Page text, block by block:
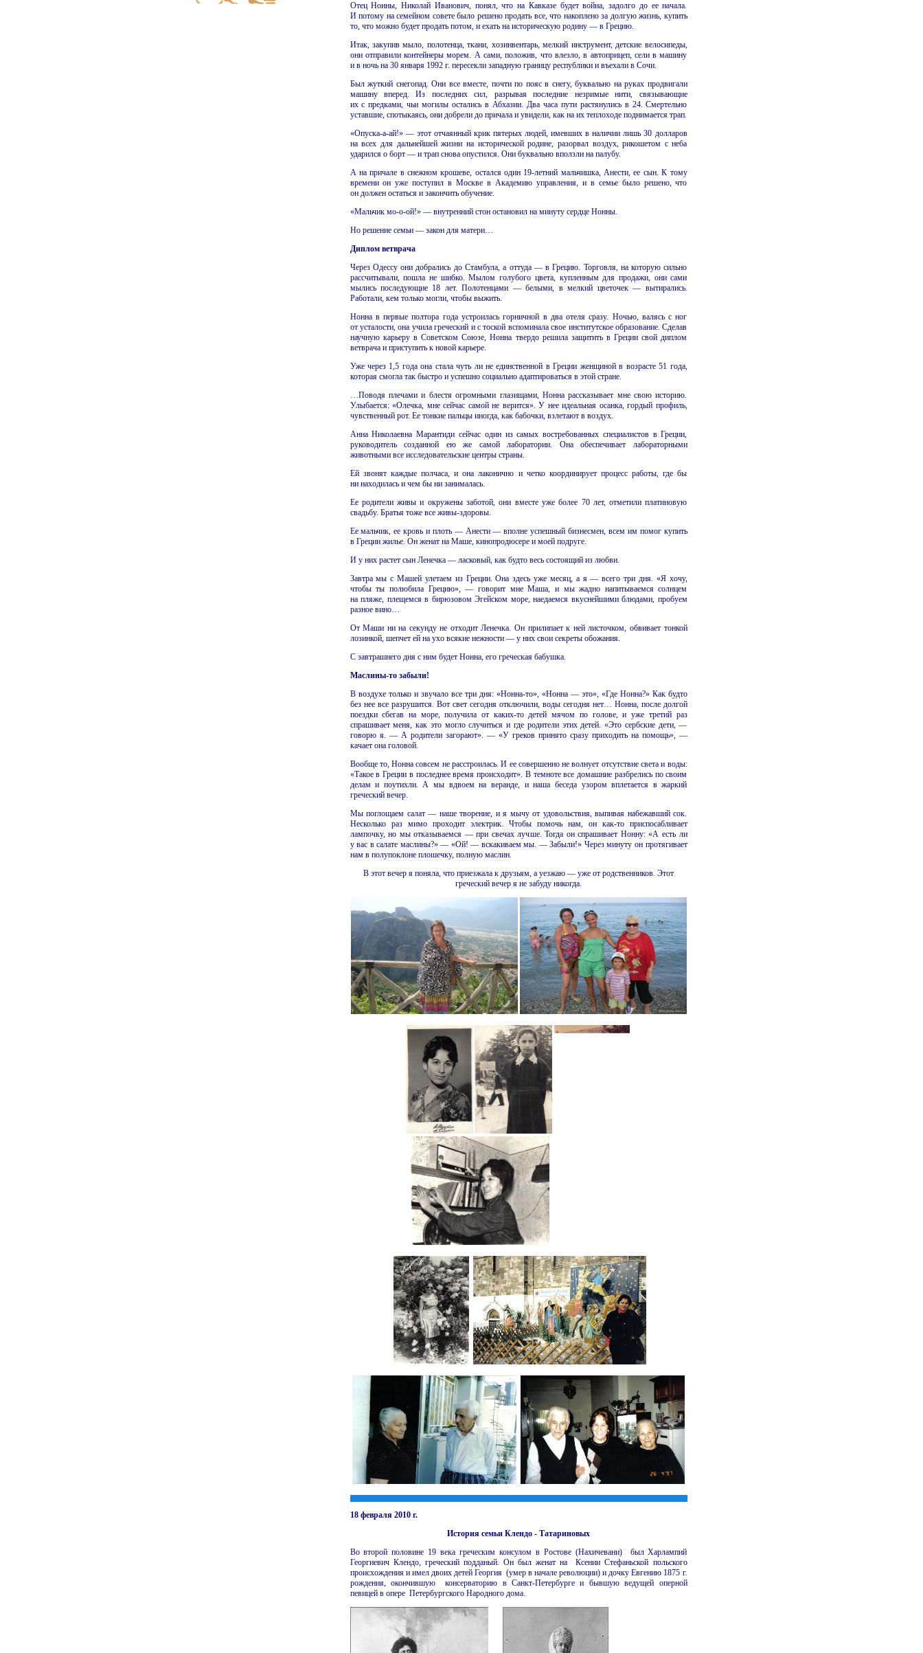
Отец Нонны, Николай Иванович, понял, что на Кавказе будет война, задолго до ее начала.
И потому на семейном совете было решено продать все, что накоплено за долгую жизнь, купить
то, что можно будет продать потом, и ехать на историческую родину — в Грецию.
Итак, закупив мыло, полотенца, ткани, хозинвентарь, мелкий инструмент, детские велосипеды,
они отправили контейнеры морем. А сами, положив, что влезло, в автоприцеп, сели в машину
и в ночь на 30 января 1992 г. пересекли западную границу республики и въехали в Сочи.
Был жуткий снегопад. Они все вместе, почти по пояс в снегу, буквально на руках продвигали
машину вперед. Из последних сил, разрывая последние незримые нити, связывающие
их с предками, чьи могилы остались в Абхазии. Два часа пути растянулись в 24. Смертельно
уставшие, спотыкаясь, они добрели до причала и увидели, как на их теплоходе поднимается трап.
«Опуска-а-ай!» — этот отчаянный крик пятерых людей, имевших в наличии лишь 30 долларов
на всех для дальнейшей жизни на исторической родине, разорвал воздух, рикошетом с неба
ударился о борт — и трап снова опустился. Они буквально вползли на палубу.
А на причале в снежном крошеве, остался один 19-летний мальчишка, Анести, ее сын. К тому
времени он уже поступил в Москве в Академию управления, и в семье было решено, что
он должен остаться и закончить обучение.
«Мальчик мо-о-ой!» — внутренний стон остановил на минуту сердце Нонны.
Но решение семьи — закон для матери…
Диплом ветврача
Через Одессу они добрались до Стамбула, а оттуда — в Грецию. Торговля, на которую сильно
рассчитывали, пошла не шибко. Мылом голубого цвета, купленным для продажи, они сами
мылись последующие 18 лет. Полотенцами — белыми, в мелкий цветочек — вытирались.
Работали, кем только могли, чтобы выжить.
Нонна в первые полтора года устроилась горничной в два отеля сразу. Ночью, валясь с ног
от усталости, она учила греческий и с тоской вспоминала свое институтское образование. Сделав
научную карьеру в Советском Союзе, Нонна твердо решила защитить в Греции свой диплом
ветврача и приступить к новой карьере.
Уже через 1,5 года она стала чуть ли не единственной в Греции женщиной в возрасте 51 года,
которая смогла так быстро и успешно социально адаптироваться в этой стране.
…Поводя плечами и блестя огромными глазищами, Нонна рассказывает мне свою историю.
Улыбается: «Олечка, мне сейчас самой не верится». У нее идеальная осанка, гордый профиль,
чувственный рот. Ее тонкие пальцы иногда, как бабочки, взлетают в воздух.
Анна Николаевна Марантиди сейчас один из самых востребованных специалистов в Греции,
руководитель созданной ею же самой лаборатории. Она обеспечивает лабораторными
животными все исследовательские центры страны.
Ей звонят каждые полчаса, и она лаконично и четко координирует процесс работы, где бы
ни находилась и чем бы ни занималась.
Ее родители живы и окружены заботой, они вместе уже более 70 лет, отметили платиновую
свадьбу. Братья тоже все живы-здоровы.
Ее мальчик, ее кровь и плоть — Анести — вполне успешный бизнесмен, всем им помог купить
в Греции жилье. Он женат на Маше, кинопродюсере и моей подруге.
И у них растет сын Ленечка — ласковый, как будто весь состоящий из любви.
Завтра мы с Машей улетаем из Греции. Она здесь уже месяц, а я — всего три дня. «Я хочу,
чтобы ты полюбила Грецию», — говорит мне Маша, и мы жадно напитываемся солнцем
на пляже, плещемся в бирюзовом Эгейском море, наедаемся вкуснейшими блюдами, пробуем
разное вино…
От Маши ни на секунду не отходит Ленечка. Он прилипает к ней листочком, обвивает тонкой
лозинкой, шепчет ей на ухо всякие нежности — у них свои секреты обожания.
С завтрашнего дня с ним будет Нонна, его греческая бабушка.
Маслины-то забыли!
В воздухе только и звучало все три дня: «Нонна-то», «Нонна — это», «Где Нонна?» Как будто
без нее все разрушится. Вот свет сегодня отключили, воды сегодня нет… Нонна, после долгой
поездки сбегав на море, получила от каких-то детей мячом по голове, и уже третий раз
спрашивает меня, как это могло случиться и где родители этих детей. «Это сербские дети, —
говорю я. — А родители загорают». — «У греков принято сразу приходить на помощь», —
качает она головой.
Вообще то, Нонна совсем не расстроилась. И ее совершенно не волнует отсутствие света и воды:
«Такое в Греции в последнее время происходит». В темноте все домашние разбрелись по своим
делам и поутихли. А мы вдвоем на веранде, и наша беседа узором вплетается в жаркий
греческий вечер.
Мы поглощаем салат — наше творение, и я мычу от удовольствия, выпивая набежавший сок.
Несколько раз мимо проходит электрик. Чтобы помочь нам, он как-то приспосабливает
лампочку, но мы отказываемся — при свечах лучше. Тогда он спрашивает Нонну: «А есть ли
у вас в салате маслины?» — «Ой! — вскакиваем мы. — Забыли!» Через минуту он протягивает
нам в полупоклоне плошечку, полную маслин.
В этот вечер я поняла, что приезжала к друзьям, а уезжаю — уже от родственников. Этот
греческий вечер я не забуду никогда.
18 февраля 2010 г.
История семьи Клендо - Татариновых
Во второй половине 19 века греческим консулом в Ростове (Нахичевани) был Харлампий
Георгиевич Клендо, греческий подданый. Он был женат на Ксении Стефаньской польского
происхождения и имел двоих детей Георгия (умер в начале революции) и дочку Евгению 1875 г.
рождения, окончившую консерваторию в Санкт-Петербурге и бывшую ведущей оперной
певицей в опере Петербургского Народного дома.